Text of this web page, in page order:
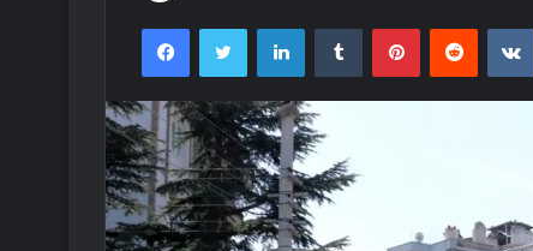
FacebookTwitter LinkedInTumblr PinterestReddit